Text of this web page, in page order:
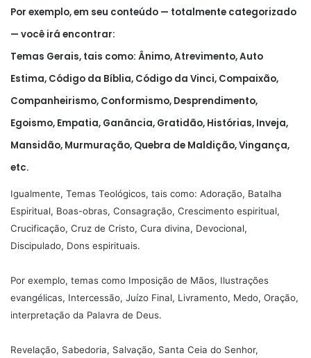
Por exemplo, em seu conteúdo — totalmente categorizado
— você irá encontrar:
Temas Gerais, tais como: Ânimo, Atrevimento, Auto
Estima, Código da Bíblia, Código da Vinci, Compaixão,
Companheirismo, Conformismo, Desprendimento,
Egoismo, Empatia, Ganância, Gratidão, Histórias, Inveja,
Mansidão, Murmuração, Quebra de Maldição, Vingança,
etc.
Igualmente, Temas Teológicos, tais como: Adoração, Batalha
Espiritual, Boas-obras, Consagração, Crescimento espiritual,
Crucificação, Cruz de Cristo, Cura divina, Devocional,
Discipulado, Dons espirituais.
Por exemplo, temas como Imposição de Mãos, Ilustrações
evangélicas, Intercessão, Juízo Final, Livramento, Medo, Oração,
interpretação da Palavra de Deus.
Revelação, Sabedoria, Salvação, Santa Ceia do Senhor,